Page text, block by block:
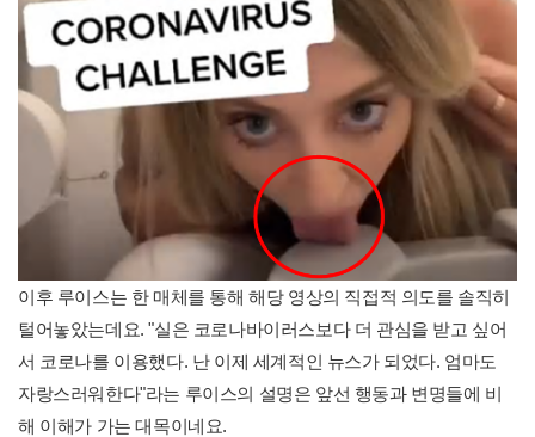
이후 루이스는 한 매체를 통해 해당 영상의 직접적 의도를 솔직히
털어놓았는데요. "실은 코로나바이러스보다 더 관심을 받고 싶어
서 코로나를 이용했다. 난 이제 세계적인 뉴스가 되었다. 엄마도
자랑스러워한다"라는 루이스의 설명은 앞선 행동과 변명들에 비
해 이해가 가는 대목이네요.